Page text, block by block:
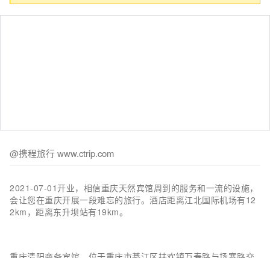
@携程旅行 www.ctrip.com
2021-07-01开业，相信重庆天然宾馆周到的服务和一流的设施，
会让您在重庆开展一段难忘的旅行。酒店距离江北国际机场有12
2km，距离东升坝站有19km。